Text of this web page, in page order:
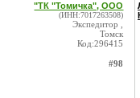
"ТК "Томичка", ООО
(ИНН:7017263508)
Экспедитор ,
Томск
Код:296415
#98